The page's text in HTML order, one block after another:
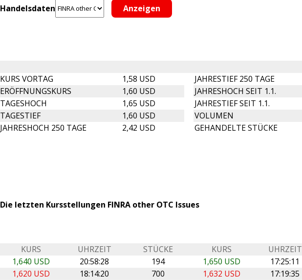
Handelsdaten
KURS VORTAG 1,58 USD JAHRESTIEF 250 TAGE
ERÖFFNUNGSKURS
1,60 USD JAHRESHOCH SEIT 1.1.
TAGESHOCH
1,65 USD JAHRESTIEF SEIT 1.1.
TAGESTIEF
1,60 USD VOLUMEN
JAHRESHOCH 250 TAGE
2,42 USD GEHANDELTE STÜCKE
Die letzten Kursstellungen FINRA other OTC Issues
KURS UHRZEIT STÜCKE KURS UHRZEIT
1,640 USD
20:58:28 194 1,650 USD 17:25:11
1,620 USD
18:14:20 700 1,632 USD 17:19:35